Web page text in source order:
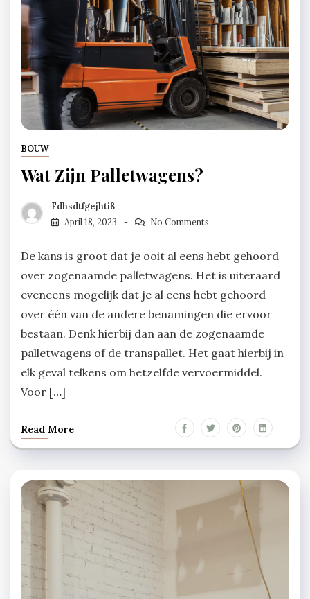
BOUW
Wat Zijn Palletwagens?
Fdhsdtfgejhti8
April 18, 2023
No Comments
De kans is groot dat je ooit al eens hebt gehoord
over zogenaamde palletwagens. Het is uiteraard
eveneens mogelijk dat je al eens hebt gehoord
over één van de andere benamingen die ervoor
bestaan. Denk hierbij dan aan de zogenaamde
palletwagens of de transpallet. Het gaat hierbij in
elk geval telkens om hetzelfde vervoermiddel.
Voor […]
Read More